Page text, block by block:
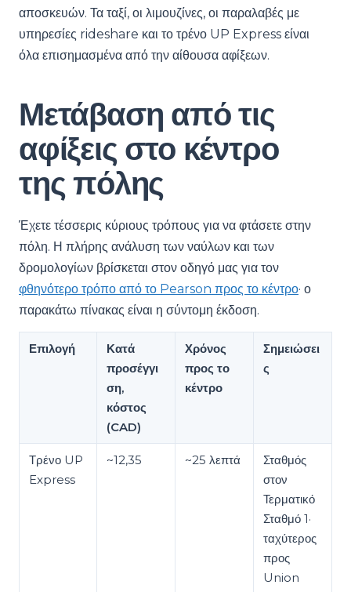
αποσκευών. Τα ταξί, οι λιμουζίνες, οι παραλαβές με
υπηρεσίες rideshare και το τρένο UP Express είναι
όλα επισημασμένα από την αίθουσα αφίξεων.
Μετάβαση από τις
αφίξεις στο κέντρο
της πόλης
Έχετε τέσσερις κύριους τρόπους για να φτάσετε στην
πόλη. Η πλήρης ανάλυση των ναύλων και των
δρομολογίων βρίσκεται στον οδηγό μας για τον
φθηνότερο τρόπο από το Pearson προς το κέντρο· ο
παρακάτω πίνακας είναι η σύντομη έκδοση.
Επιλογή
Κατά
προσέγγι
ση,
κόστος
(CAD)
Χρόνος
προς το
κέντρο
Σημειώσει
ς
Τρένο UP
Express
~12,35 ~25 λεπτά
Σταθμός
στον
Τερματικό
Σταθμό 1·
ταχύτερος
προς
Union